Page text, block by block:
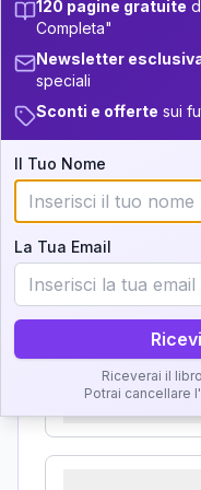
18.5-19 +
Clicca su ogni
Importanza:
Karma
Importanza:
120 pagine gratuite
Completa"
Newsletter
speciali
Sconti e offerte sui
Il Tuo Nome
La Tua Email
Riceverai il
Potrai cancellare